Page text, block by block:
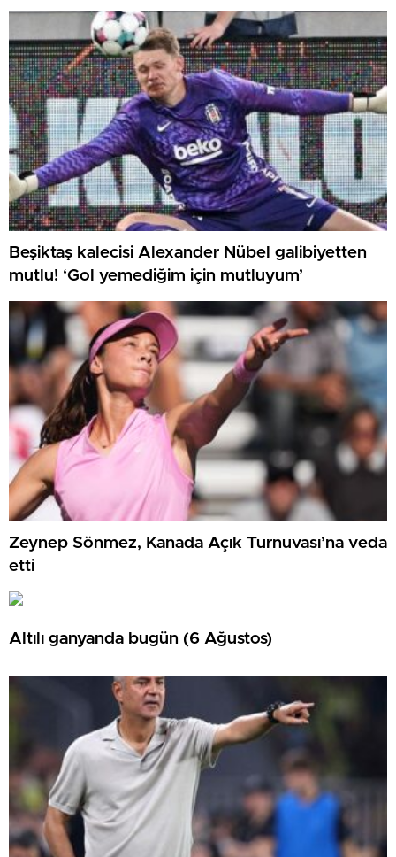
Beşiktaş kalecisi Alexander Nübel galibiyetten
mutlu! ‘Gol yemediğim için mutluyum’
Zeynep Sönmez, Kanada Açık Turnuvası’na veda
etti
Altılı ganyanda bugün (6 Ağustos)